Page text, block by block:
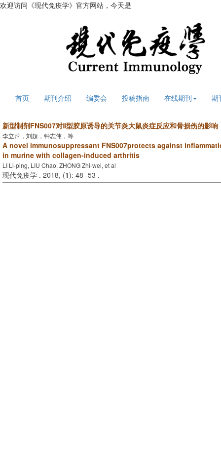
欢迎访问《现代免疫学》官方网站，今天是
首页 期刊介绍 编委会 投稿指南 在线期刊 期
新型制剂FNS007对Ⅱ型胶原诱导的关节炎大鼠炎症反应和骨损伤的影响
李立萍，刘超，钟志伟，等
A novel immunosuppressant FNS007protects against
in murine with collagen-induced arthritis
LI Li-ping, LIU Chao, ZHONG Zhi-wei, et al
现代免疫学 . 2018, (1): 48 -53 .